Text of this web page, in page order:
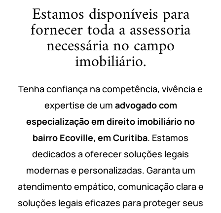
Estamos disponíveis para
fornecer toda a assessoria
necessária no campo
imobiliário.
Tenha confiança na competência, vivência e
expertise de um advogado com
especialização em direito imobiliário no
bairro Ecoville, em Curitiba. Estamos
dedicados a oferecer soluções legais
modernas e personalizadas. Garanta um
atendimento empático, comunicação clara e
soluções legais eficazes para proteger seus